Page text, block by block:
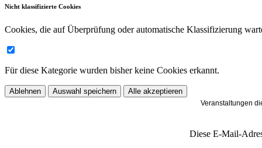
Nicht klassifizierte Cookies
Cookies, die auf Überprüfung oder automatische Klassifizierung
Für diese Kategorie wurden bisher keine Cookies erkannt.
Ablehnen Auswahl speichern Alle akzeptieren
Veranstaltungen
Diese E-Mail-